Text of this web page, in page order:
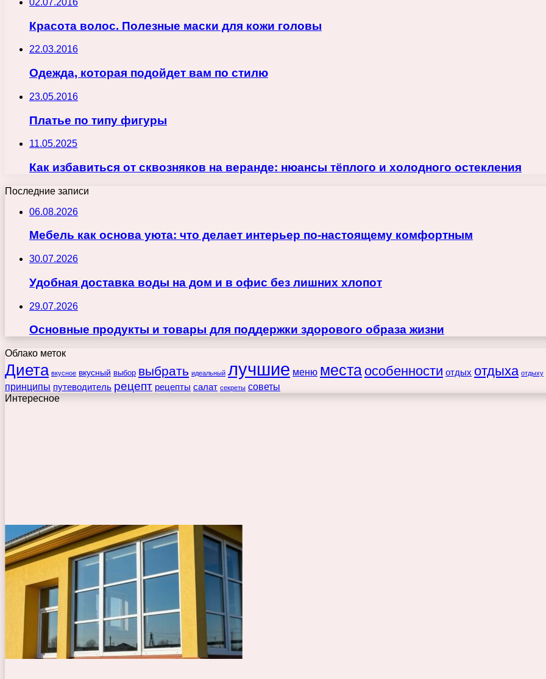
02.07.2016
Красота волос. Полезные маски для кожи головы
22.03.2016
Одежда, которая подойдет вам по стилю
23.05.2016
Платье по типу фигуры
11.05.2025
Как избавиться от сквозняков на веранде: нюансы тёплого и холодного остекления
Последние записи
06.08.2026
Мебель как основа уюта: что делает интерьер по-настоящему комфортным
30.07.2026
Удобная доставка воды на дом и в офис без лишних хлопот
29.07.2026
Основные продукты и товары для поддержки здорового образа жизни
Облако меток
Диета вкусное вкусный выбор выбрать идеальный лучшие меню места особенности отдых отдыха отдыху
принципы путеводитель рецепт рецепты салат секреты советы
Интересное